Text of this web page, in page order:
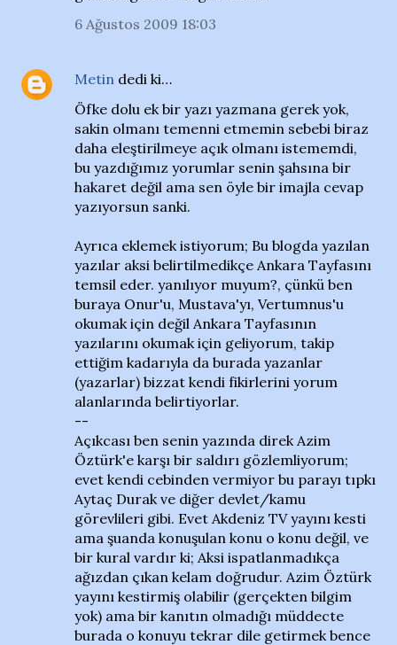
6 Ağustos 2009 18:03
Metin dedi ki…
Öfke dolu ek bir yazı yazmana gerek yok,
sakin olmanı temenni etmemin sebebi biraz
daha eleştirilmeye açık olmanı istememdi,
bu yazdığımız yorumlar senin şahsına bir
hakaret değil ama sen öyle bir imajla cevap
yazıyorsun sanki.
Ayrıca eklemek istiyorum; Bu blogda yazılan
yazılar aksi belirtilmedikçe Ankara Tayfasını
temsil eder. yanılıyor muyum?, çünkü ben
buraya Onur'u, Mustava'yı, Vertumnus'u
okumak için değil Ankara Tayfasının
yazılarını okumak için geliyorum, takip
ettiğim kadarıyla da burada yazanlar
(yazarlar) bizzat kendi fikirlerini yorum
alanlarında belirtiyorlar.
--
Açıkcası ben senin yazında direk Azim
Öztürk'e karşı bir saldırı gözlemliyorum;
evet kendi cebinden vermiyor bu parayı tıpkı
Aytaç Durak ve diğer devlet/kamu
görevlileri gibi. Evet Akdeniz TV yayını kesti
ama şuanda konuşulan konu o konu değil, ve
bir kural vardır ki; Aksi ispatlanmadıkça
ağızdan çıkan kelam doğrudur. Azim Öztürk
yayını kestirmiş olabilir (gerçekten bilgim
yok) ama bir kanıtın olmadığı müddecte
burada o konuyu tekrar dile getirmek bence